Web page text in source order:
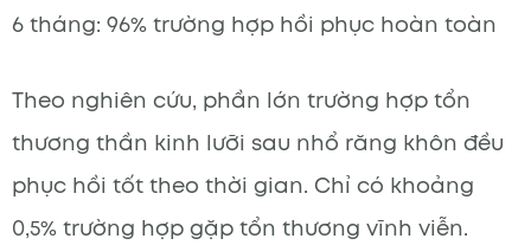
6 tháng: 96% trường hợp hồi phục hoàn toàn
Theo nghiên cứu, phần lớn trường hợp tổn
thương thần kinh lưỡi sau nhổ răng khôn đều
phục hồi tốt theo thời gian. Chỉ có khoảng
0,5% trường hợp gặp tổn thương vĩnh viễn.